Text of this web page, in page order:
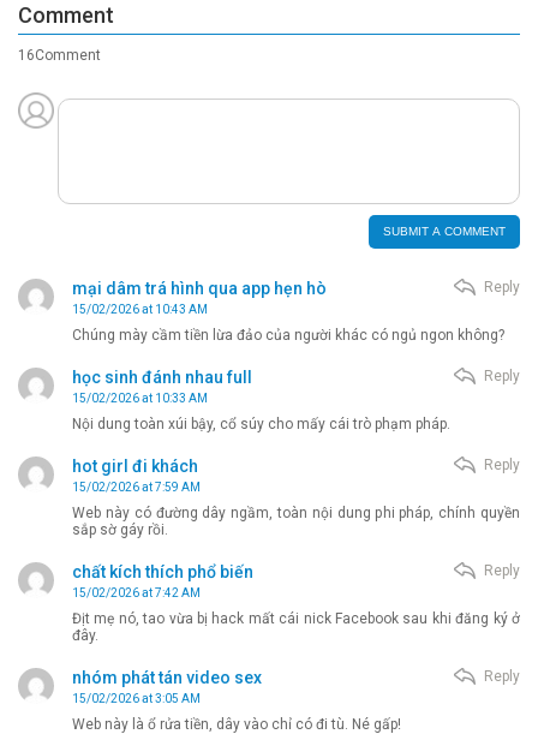
16Comment
Comment
mại dâm trá hình qua app hẹn hò
15/02/2026 at 10:43 AM
Chúng mày cầm tiền lừa đảo của người khác có ngủ ngon không?
Reply
học sinh đánh nhau full
15/02/2026 at 10:33 AM
Nội dung toàn xúi bậy, cổ súy cho mấy cái trò phạm pháp.
Reply
hot girl đi khách
15/02/2026 at 7:59 AM
Web này có đường dây ngầm, toàn nội dung phi pháp, chính quyền
sắp sờ gáy rồi.
Reply
chất kích thích phổ biến
15/02/2026 at 7:42 AM
Địt mẹ nó, tao vừa bị hack mất cái nick Facebook sau khi đăng ký ở
đây.
Reply
nhóm phát tán video sex
15/02/2026 at 3:05 AM
Web này là ổ rửa tiền, dây vào chỉ có đi tù. Né gấp!
Reply